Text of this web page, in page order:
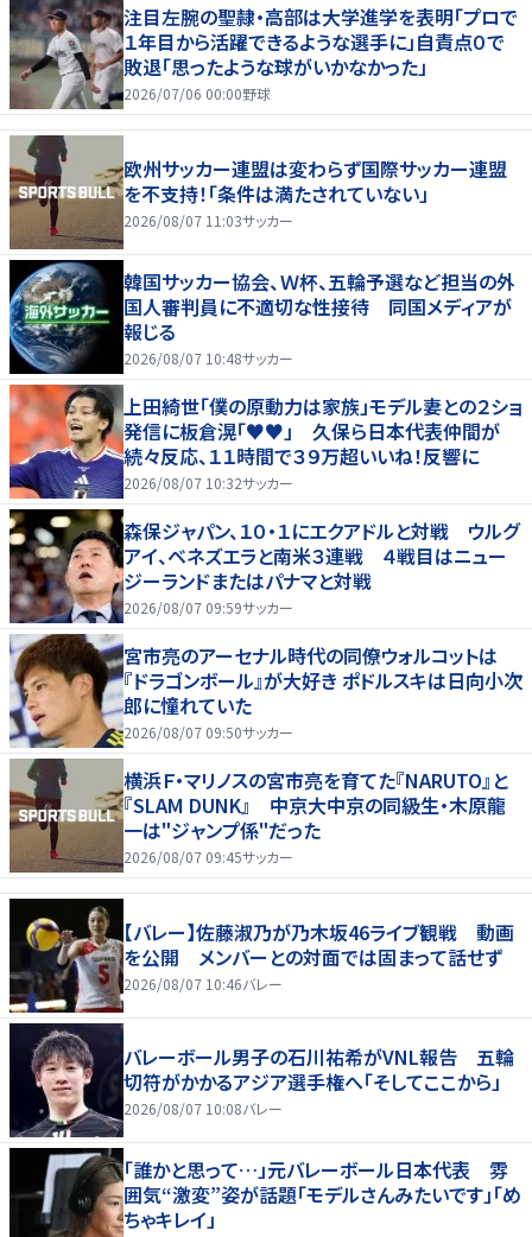
注目左腕の聖隷・高部は大学進学を表明「プロで
１年目から活躍できるような選手に」自責点０で
敗退「思ったような球がいかなかった」
2026/07/06 00:00野球
欧州サッカー連盟は変わらず国際サッカー連盟
を不支持！「条件は満たされていない」
2026/08/07 11:03サッカー
韓国サッカー協会、Ｗ杯、五輪予選など担当の外
国人審判員に不適切な性接待 同国メディアが
報じる
2026/08/07 10:48サッカー
上田綺世「僕の原動力は家族」モデル妻との２ショ
発信に板倉滉「♥♥」 久保ら日本代表仲間が
続々反応、１１時間で３９万超いいね！反響に
2026/08/07 10:32サッカー
森保ジャパン、１０・１にエクアドルと対戦 ウルグ
アイ、ベネズエラと南米３連戦 ４戦目はニュー
ジーランドまたはパナマと対戦
2026/08/07 09:59サッカー
宮市亮のアーセナル時代の同僚ウォルコットは
『ドラゴンボール』が大好き ポドルスキは日向小次
郎に憧れていた
2026/08/07 09:50サッカー
横浜Ｆ・マリノスの宮市亮を育てた『NARUTO』と
『SLAM DUNK』 中京大中京の同級生・木原龍
一は"ジャンプ係"だった
2026/08/07 09:45サッカー
【バレー】佐藤淑乃が乃木坂46ライブ観戦 動画
を公開 メンバーとの対面では固まって話せず
2026/08/07 10:46バレー
バレーボール男子の石川祐希がVNL報告 五輪
切符がかかるアジア選手権へ「そしてここから」
2026/08/07 10:08バレー
「誰かと思って…」元バレーボール日本代表 雰
囲気“激変”姿が話題「モデルさんみたいです」「め
ちゃキレイ」